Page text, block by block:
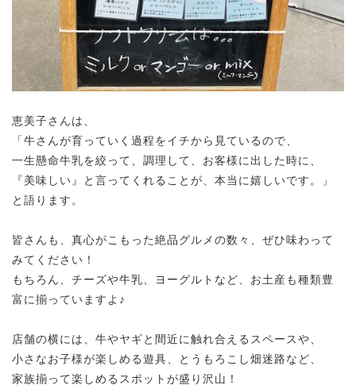
恵美子さんは、
「牛さんが育っていく過程をイチから見ているので、
一生懸命牛乳を絞って、調理して、お客様に出した時に、
『美味しい』と言ってくれることが、本当に嬉しいです。」
と語ります。
皆さんも、真心がこもった絶品グルメの数々、ぜひ味わって
みてください！
もちろん、チーズや牛乳、ヨーグルトなど、お土産も種類豊
富に揃っていますよ♪
店舗の横には、牛やヤギと間近に触れ合えるスペースや、
小さなお子様が楽しめる遊具、
とうもろこし畑迷路など、
家族揃って楽しめるスポットが盛り沢山！